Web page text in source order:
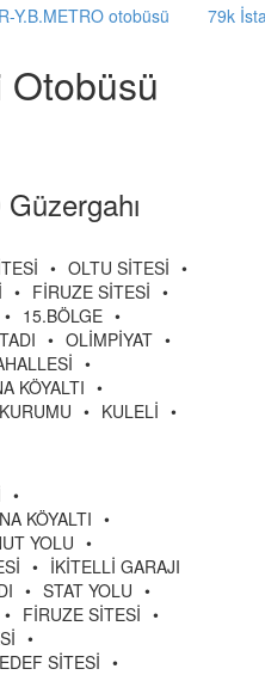
Y.B.METRO otobüsü 79k
• OLTU SİTESİ •
• FİRUZE SİTESİ •
• 15.BÖLGE •
• OLİMPİYAT •
•
KÖYALTI •
• KULELİ •
•
KÖYALTI •
YOLU •
• İKİTELLİ GARAJI
• STAT YOLU •
• FİRUZE SİTESİ •
•
SİTESİ •